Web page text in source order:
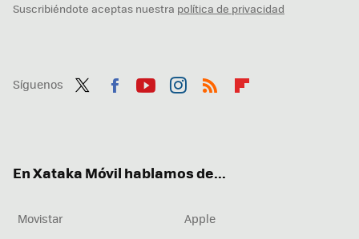
Suscribiéndote aceptas nuestra política de privacidad
Síguenos
En Xataka Móvil hablamos de...
Movistar
Apple